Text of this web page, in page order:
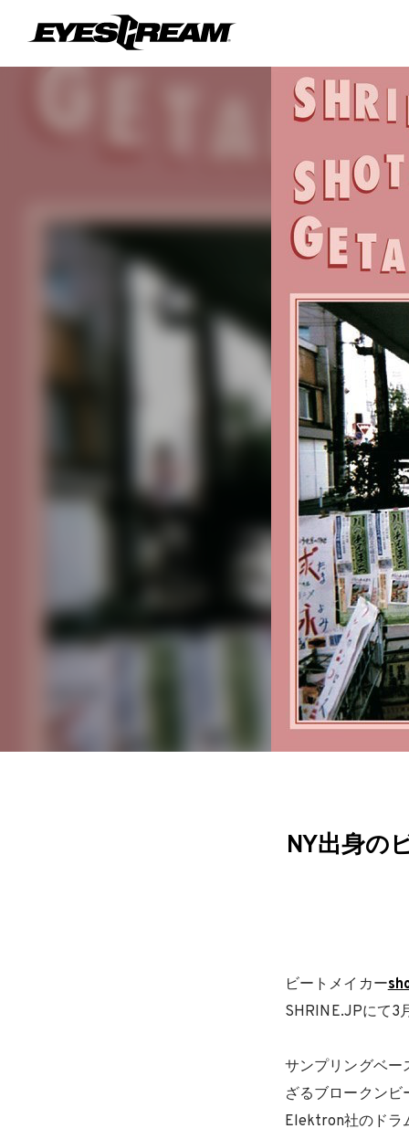
NY出身の
ビートメイカー
SHRINE.JPにて3
サンプリングベー
ざるブロークン
Elektron社のドラ